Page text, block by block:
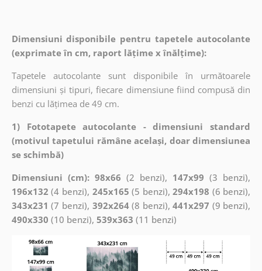
Dimensiuni disponibile pentru tapetele autocolante
(exprimate în cm, raport lățime x înălțime):
Tapetele autocolante sunt disponibile în următoarele
dimensiuni și tipuri, fiecare dimensiune fiind compusă din
benzi cu lățimea de 49 cm.
1) Fototapete autocolante - dimensiuni standard
(motivul tapetului rămâne același, doar dimensiunea
se schimbă)
Dimensiuni (cm): 98x66 (2 benzi), 147x99 (3 benzi),
196x132 (4 benzi), 245x165 (5 benzi),294x198 (6 benzi),
343x231 (7 benzi), 392x264(8 benzi),441x297 (9 benzi),
490x330 (10 benzi), 539x363 (11 benzi)